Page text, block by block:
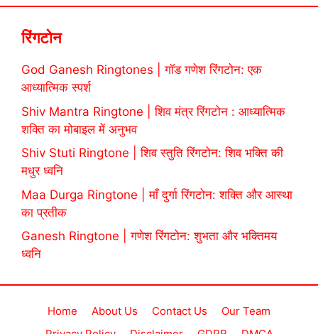
रिंगटोन
God Ganesh Ringtones | गॉड गणेश रिंगटोन: एक
आध्यात्मिक स्पर्श
Shiv Mantra Ringtone | शिव मंत्र रिंगटोन : आध्यात्मिक
शक्ति का मोबाइल में अनुभव
Shiv Stuti Ringtone | शिव स्तुति रिंगटोन: शिव भक्ति की
मधुर ध्वनि
Maa Durga Ringtone | माँ दुर्गा रिंगटोन: शक्ति और आस्था
का प्रतीक
Ganesh Ringtone | गणेश रिंगटोन: शुभता और भक्तिमय
ध्वनि
Home About Us Contact Us
Our Team